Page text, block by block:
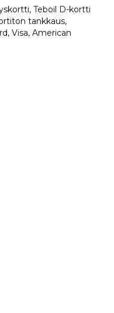
Teboil D-kortti
tankkaus,
Visa, American